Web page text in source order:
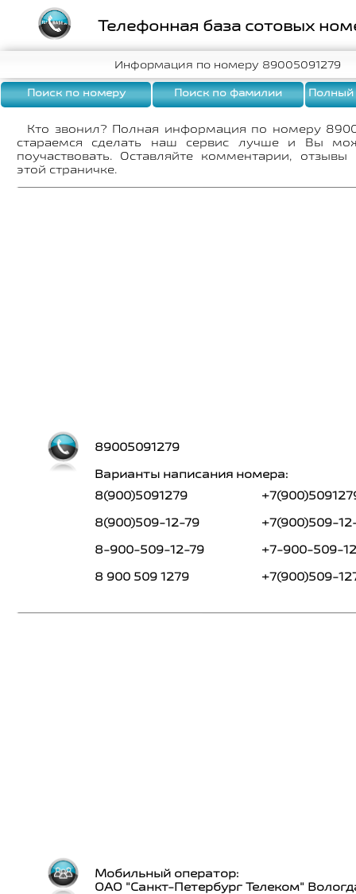
Кто звонил? Полная информация по номеру
стараемся сделать наш сервис лучше и Вы
поучаствовать. Оставляйте комментарии,
этой страничке.
89005091279
Варианты написания номера:
8(900)5091279
8(900)509-12-79
8-900-509-12-79
8 900 509 1279
+7(900)509-
+7-900-509-
+7(900)509-
Мобильный оператор:
ОАО "Санкт-Петербург Телеком"
Телефонная база сотовых
Информация по номеру 89005091279
Поиск по номеру Поиск по фамилии Полный